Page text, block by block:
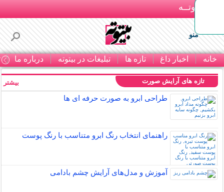
بـیتوتــه
منو
خانه اخبار داغ تازه ها تبلیغات در بیتوته درباره ما
تازه های آرایش صورت
طراحی ابرو به صورت حرفه ای ها
راهنمای انتخاب رنگ ابرو متناسب با رنگ پوست
آموزش و مدل‌های آرایش چشم بادامی
بیشتر